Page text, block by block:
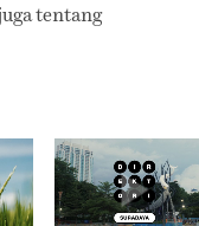
tentang